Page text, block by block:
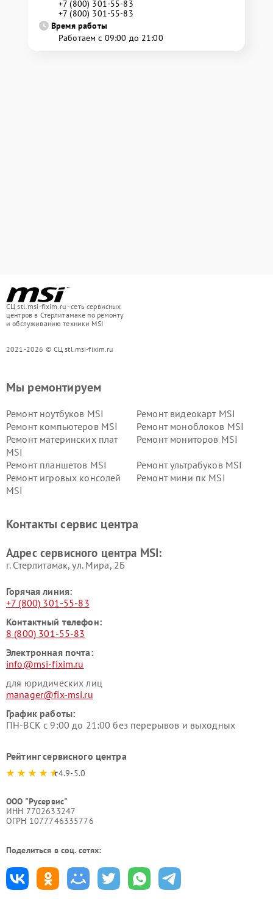
+7 (800) 301-55-83
+7 (800) 301-55-83
Время работы
Работаем с 09:00 до 21:00
СЦ stl.msi-fixim.ru - сеть сервисных
центров в Стерлитамаке по ремонту
и обслуживанию техники MSI
2021-2026 © СЦ stl.msi-fixim.ru
Мы ремонтируем
Ремонт ноутбуков MSI
Ремонт видеокарт MSI
Ремонт компьютеров MSI
Ремонт моноблоков MSI
Ремонт материнских плат
MSI
Ремонт мониторов MSI
Ремонт планшетов MSI
Ремонт ультрабуков MSI
Ремонт игровых консолей
MSI
Ремонт мини пк MSI
Контакты сервис центра
Адрес сервисного центра MSI:
г. Стерлитамак, ул. Мира, 2Б
Горячая линия:
+7 (800) 301-55-83
Контактный телефон:
8 (800) 301-55-83
Электронная почта:
info@msi-fixim.ru
для юридических лиц
manager@fix-msi.ru
График работы:
ПН-ВСК с 9:00 до 21:00 без перерывов и выходных
Рейтинг сервисного центра
4.9-5.0
ООО "Русервис"
ИНН 7702633247
ОГРН 1077746335776
Поделиться в соц. сетях: